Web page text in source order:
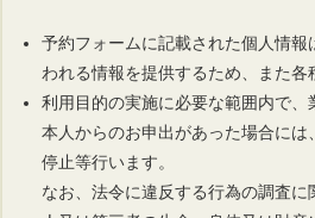
予約フォームに記載された個人情
われる情報を提供するため、また各
利用目的の実施に必要な範囲内で、
本人からのお申出があった場合に
停止等行います。
なお、法令に違反する行為の調査